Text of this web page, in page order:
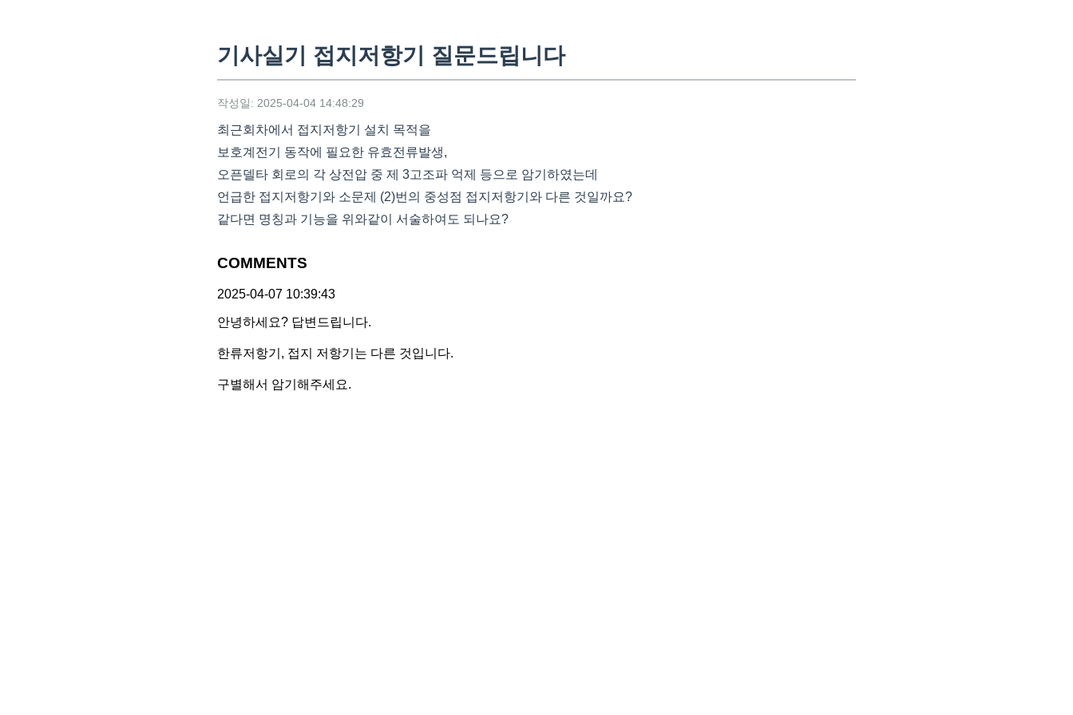
기사실기 접지저항기 질문드립니다
작성일: 2025-04-04 14:48:29
최근회차에서 접지저항기 설치 목적을
보호계전기 동작에 필요한 유효전류발생,
오픈델타 회로의 각 상전압 중 제 3고조파 억제 등으로 암기하였는데
언급한 접지저항기와 소문제 (2)번의 중성점 접지저항기와 다른 것일까요?
같다면 명칭과 기능을 위와같이 서술하여도 되나요?
COMMENTS
2025-04-07 10:39:43
안녕하세요? 답변드립니다.
한류저항기, 접지 저항기는 다른 것입니다.
구별해서 암기해주세요.